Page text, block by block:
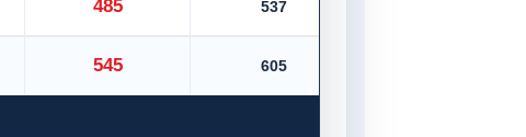
485 537
545 605